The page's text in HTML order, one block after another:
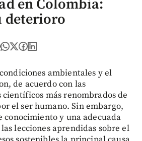
en Colombia:
deterioro
ambientales y el
de acuerdo con las
científicos más renombrados de
el ser humano. Sin embargo,
conocimiento y una adecuada
lecciones aprendidas sobre el